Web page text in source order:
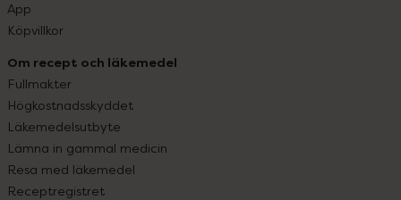
App
Köpvillkor
Om recept och läkemedel
Fullmakter
Högkostnadsskyddet
Läkemedelsutbyte
Lämna in gammal medicin
Resa med läkemedel
Receptregistret